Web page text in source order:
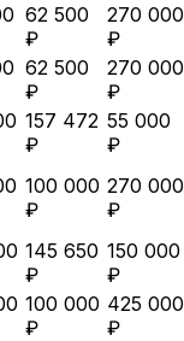
62 500
₽
270 000
₽
62 500
₽
270 000
₽
157 472
₽
55 000
₽
100 000
₽
270 000
₽
145 650
₽
150 000
₽
100 000
₽
425 000
₽